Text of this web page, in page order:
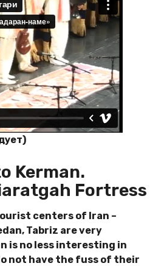
Kerman.
Fortress
centers of Iran –
Tabriz are very
is no less interesting in
not have the fuss of their